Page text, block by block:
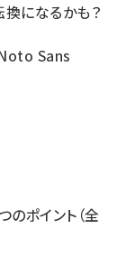
になるかも？
Noto Sans
ポイント（全